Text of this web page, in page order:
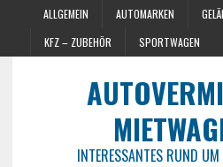
ALLGEMEIN AUTOMARKEN
KFZ – ZUBEHÖR
SPORTWAGEN
INTERESSANTES RUND